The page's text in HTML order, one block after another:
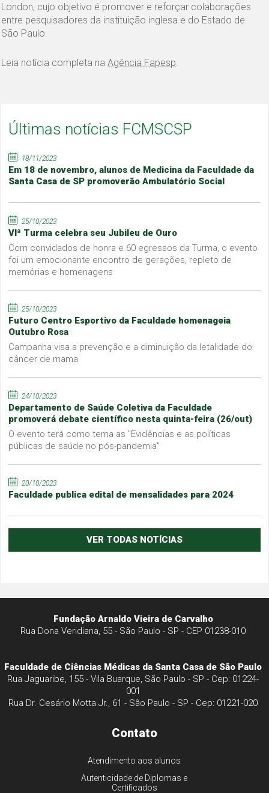
London, cujo objetivo é promover e reforçar colaborações
entre pesquisadores da instituição inglesa e do Estado de
São Paulo.
Leia notícia completa naAgência Fapesp.
Últimas notícias FCMSCSP
18/11/2023
Em 18 de novembro, alunos de Medicina da Faculdade da
Santa Casa de SP promoverão Ambulatório Social
25/10/2023
VIª Turma celebra seu Jubileu de Ouro
Com convidados de honra e 60 egressos da Turma, o evento
foi um emocionante encontro de gerações, repleto de
memórias e homenagens
25/10/2023
Futuro Centro Esportivo da Faculdade homenageia
Outubro Rosa
Campanha visa a prevenção e a diminuição da letalidade do
câncer de mama
24/10/2023
Departamento de Saúde Coletiva da Faculdade
promoverá debate científico nesta quinta-feira (26/out)
O evento terá como tema as "Evidências e as políticas
públicas de saúde no pós-pandemia"
20/10/2023
Faculdade publica edital de mensalidades para 2024
VER TODAS NOTÍCIAS
Fundação Arnaldo Vieira de Carvalho
Rua Dona Veridiana, 55 - São Paulo - SP - CEP 01238-010
Faculdade de Ciências Médicas da Santa Casa de São Paulo
Rua Jaguaribe, 155 - Vila Buarque, São Paulo - SP - Cep: 01224-
001
Rua Dr. Cesário Motta Jr., 61 - São Paulo - SP - Cep: 01221-020
Contato
Atendimento aos alunos
Autenticidade de Diplomas e
Certificados